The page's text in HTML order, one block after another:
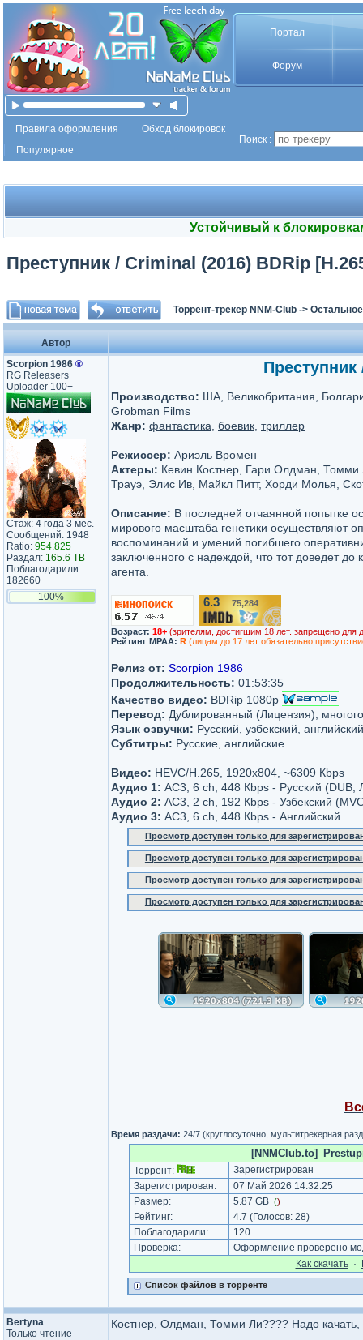
Портал
Форум
Правила оформления
Обход блокировок
Популярное
Поиск :
Устойчивый к
Преступник / Criminal (2016) BDRip
Торрент-трекер NNM-Club -> Остальное
Автор
Scorpion 1986 ®
RG Releasers
Uploader 100+
Стаж: 4 года 3 мес.
Сообщений: 1948
Ratio: 954.825
Раздал: 165.6 TB
Поблагодарили:
182660
100%
Производство: ША, Великобритания,
Grobman Films
Жанр: фантастика боевик триллер
Режиссер: Ариэль Вромен
Актеры: Кевин Костнер, Гари Олдман, Томми
Трауэ, Элис Ив, Майкл Питт, Хорди Молья,
Описание: В последней отчаянной попытке
мирового масштаба генетики осуществляют
воспоминаний и умений погибшего
заключенного с надеждой, что тот доведет
агента.
6.3 75,284
Возраст: 18+ (зрителям, достигшим 18 лет. запрещено для
Рейтинг MPAA: R (лицам до 17 лет обязательно
Релиз от: Scorpion 1986
Продолжительность: 01:53:35
Качество видео: BDRip 1080p
Перевод: Дублированный (Лицензия),
Язык озвучки: Русский, узбекский, английский
Субтитры: Русские, английские
Видео: HEVC/H.265, 1920x804, ~6309 Кbps
Аудио 1: AC3, 6 ch, 448 Кbps - Русский (DUB,
Аудио 2: AC3, 2 ch, 192 Кbps - Узбекский
Аудио 3: AC3, 6 ch, 448 Кbps - Английский
Просмотр доступен только для
Просмотр доступен только для
Просмотр доступен только для
Просмотр доступен только для
Время раздачи: 24/7 (круглосуточно, мультитрекерная
Торрент:
Зарегистрирован
Зарегистрирован:
07 Май 2026 14:32:25
Размер:
5.87 GB ()
Рейтинг: 4.7 (Голосов: 28)
Поблагодарили:
120
Проверка:
Оформление проверено
Как cкачать·
Список файлов в торренте
Bertyna
Только чтение
Костнер, Олдман, Томми Ли???? Надо качать,